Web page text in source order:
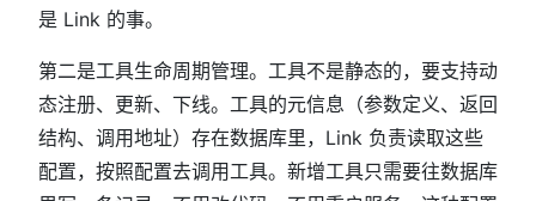
是 Link 的事。
第二是工具生命周期管理。工具不是静态的，要支持动
态注册、更新、下线。工具的元信息（参数定义、返回
结构、调用地址）存在数据库里，Link 负责读取这些
配置，按照配置去调用工具。新增工具只需要往数据库